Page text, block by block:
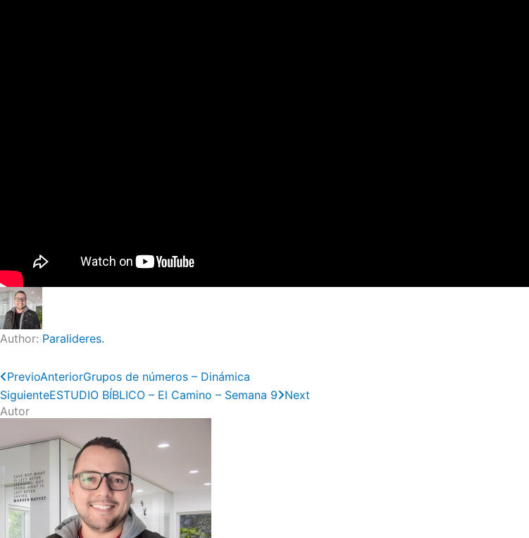
Author: Paralideres.
PrevioAnteriorGrupos de números – Dinámica
SiguienteESTUDIO BÍBLICO – El Camino – Semana 9 Next
Autor